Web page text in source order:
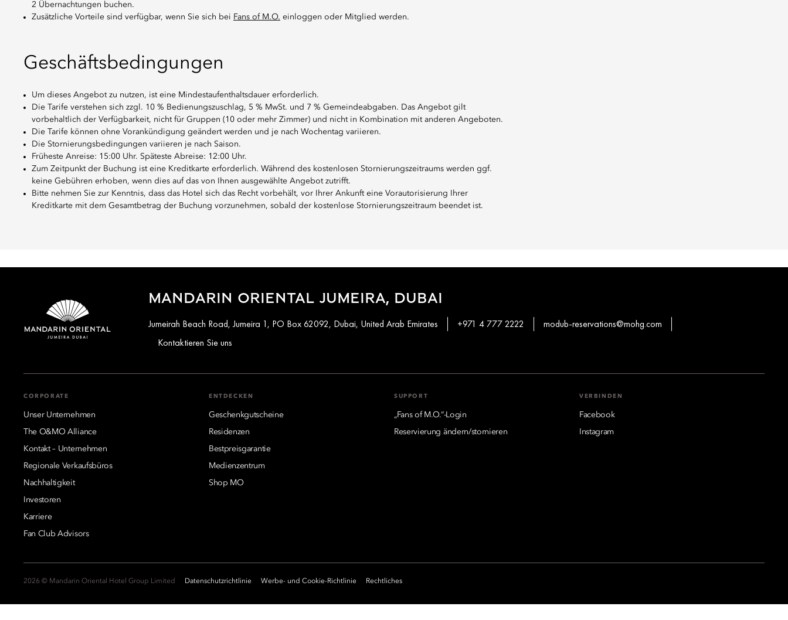
2 Übernachtungen buchen.
Zusätzliche Vorteile sind verfügbar, wenn Sie sich bei Fans of M.O. einloggen oder Mitglied werden.
Geschäftsbedingungen
Um dieses Angebot zu nutzen, ist eine Mindestaufenthaltsdauer erforderlich.
Die Tarife verstehen sich zzgl. 10 % Bedienungszuschlag, 5 % MwSt. und 7 % Gemeindeabgaben. Das Angebot gilt
vorbehaltlich der Verfügbarkeit, nicht für Gruppen (10 oder mehr Zimmer) und nicht in Kombination mit anderen Angeboten.
Die Tarife können ohne Vorankündigung geändert werden und je nach Wochentag variieren.
Die Stornierungsbedingungen variieren je nach Saison.
Früheste Anreise: 15:00 Uhr. Späteste Abreise: 12:00 Uhr.
Zum Zeitpunkt der Buchung ist eine Kreditkarte erforderlich. Während des kostenlosen Stornierungszeitraums werden ggf.
keine Gebühren erhoben, wenn dies auf das von Ihnen ausgewählte Angebot zutrifft.
Bitte nehmen Sie zur Kenntnis, dass das Hotel sich das Recht vorbehält, vor Ihrer Ankunft eine Vorautorisierung Ihrer
Kreditkarte mit dem Gesamtbetrag der Buchung vorzunehmen, sobald der kostenlose Stornierungszeitraum beendet ist.
MANDARIN ORIENTAL JUMEIRA, DUBAI
Jumeirah Beach Road, Jumeira 1, PO Box 62092, Dubai, United Arab Emirates +971 4 777 2222
modub-reservations@mohg.com
Kontaktieren Sie uns
CORPORATE
Unser Unternehmen
The O&MO Alliance
Kontakt – Unternehmen
Regionale Verkaufsbüros
Nachhaltigkeit
Investoren
Karriere
Fan Club Advisors
ENTDECKEN
Geschenkgutscheine
Residenzen
Bestpreisgarantie
Medienzentrum
Shop MO
SUPPORT
„Fans of M.O.“-Login
Reservierung ändern/stornieren
VERBINDEN
Facebook
Instagram
2026 © Mandarin Oriental Hotel Group Limited Datenschutzrichtlinie Werbe- und Cookie-Richtlinie Rechtliches